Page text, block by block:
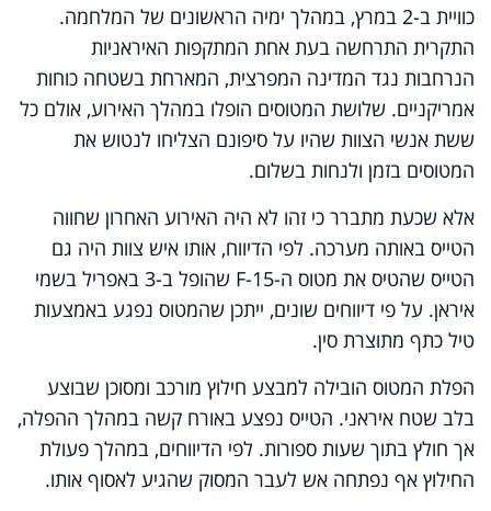
כוויית ב-2 במרץ, במהלך ימיה הראשונים של המלחמה.
התקרית התרחשה בעת אחת המתקפות האיראניות
הנרחבות נגד המדינה המפרצית, המארחת בשטחה כוחות
אמריקניים. שלושת המטוסים הופלו במהלך האירוע, אולם כל
ששת אנשי הצוות שהיו על סיפונם הצליחו לנטוש את
המטוסים בזמן ולנחות בשלום.
אלא שכעת מתברר כי זהו לא היה האירוע האחרון שחווה
הטייס באותה מערכה. לפי הדיווח, אותו איש צוות היה גם
הטייס שהטיס את מטוס ה-F-15 שהופל ב-3 באפריל בשמי
איראן. על פי דיווחים שונים, ייתכן שהמטוס נפגע באמצעות
טיל כתף מתוצרת סין.
הפלת המטוס הובילה למבצע חילוץ מורכב ומסוכן שבוצע
בלב שטח איראני. הטייס נפצע באורח קשה במהלך ההפלה,
אך חולץ בתוך שעות ספורות. לפי הדיווחים, במהלך פעולת
החילוץ אף נפתחה אש לעבר המסוק שהגיע לאסוף אותו.